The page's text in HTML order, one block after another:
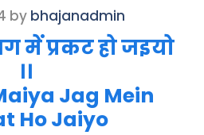
by bhajanadmin
में प्रकट हो जइयो
।।
Jag Mein
Ho Jaiyo